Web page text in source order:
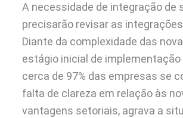
A necessidade de integração
precisarão revisar as
Diante da complexidade das
estágio inicial de
cerca de 97% das empresas se
falta de clareza em relação às
vantagens setoriais, agrava a